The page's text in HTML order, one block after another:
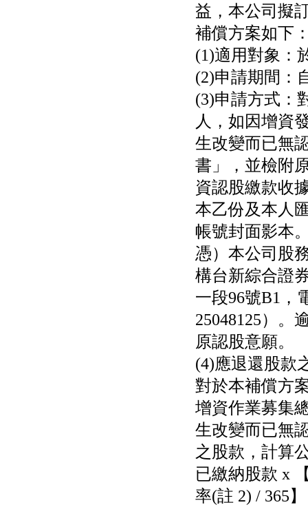
益，本公司擬
補償方案如下
(1)適用對象：
(2)申請期間：
(3)申請方式：
人，如因增資
生改變而已無
書」，並檢附
資認股繳款收
本乙份及本
帳號封面影本
憑）本公司股
構台新綜合證
一段96號B1，
25048125）。
原認股意願。
(4)應退還股款
對於本補償方
增資作業募集
生改變而已無
之股款，計算
已繳納股款 x
率(註 2) / 365】